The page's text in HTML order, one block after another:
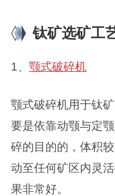
钛矿选矿工
1、 颚式破碎机
颚式破碎机用于钛
要是依靠动颚与定
碎的目的的，体积
动至任何矿区内灵
果非常好。